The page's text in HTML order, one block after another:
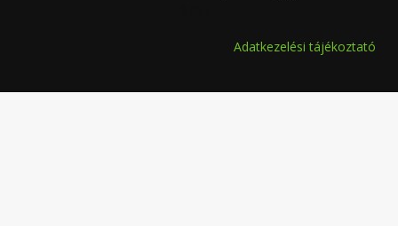
Adatkezelési tájékoztató